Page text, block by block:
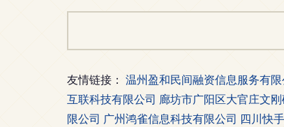
友情链接： 温州盈和民间融资信息服务有限
互联科技有限公司 廊坊市广阳区大官庄文
限公司 广州鸿雀信息科技有限公司 四川快